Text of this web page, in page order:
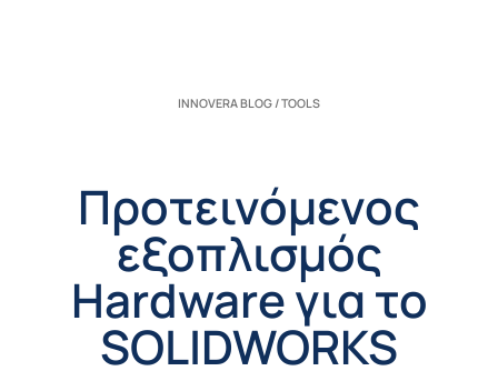
INNOVERA BLOG / TOOLS
Προτεινόμενος
εξοπλισμός
Hardware για το
SOLIDWORKS